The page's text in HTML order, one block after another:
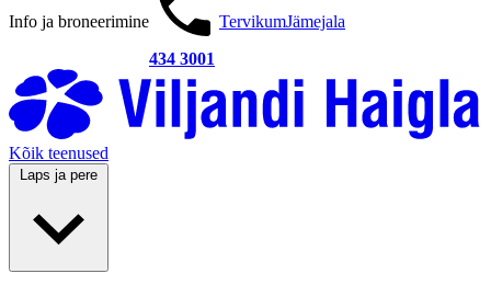
Info ja broneerimine
434 3001
TervikumJämejala
Kõik teenused
Laps ja pere